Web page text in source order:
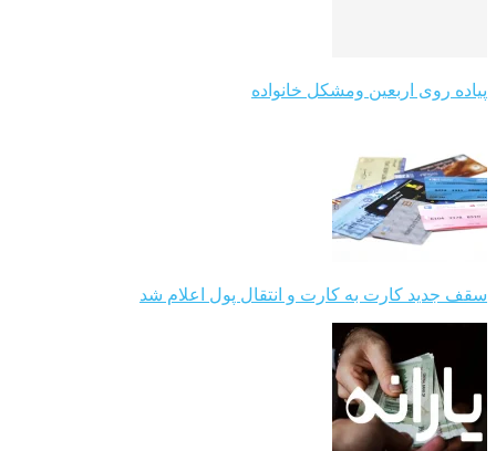
پیاده روی اربعین ومشکل خانواده
سقف جدید کارت به کارت و انتقال پول اعلام شد